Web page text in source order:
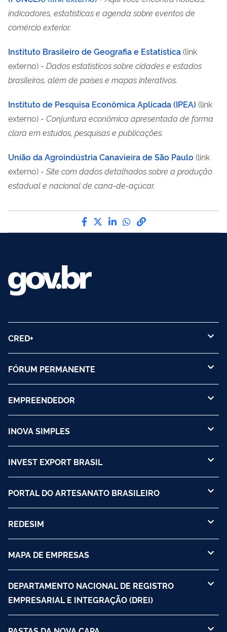
indicadores, estatísticas e agenda sobre eventos de
comércio exterior.
Instituto Brasileiro de Geografia e Estatística(link
externo) - Dados estatísticos sobre cidades e estados
brasileiros, além de países e mapas interativos.
Instituto de Pesquisa Econômica Aplicada (IPEA) (link
externo) - Conjuntura econômica apresentada de forma
clara em estudos, pesquisas e publicações.
União da Agroindústria Canavieira de São Paulo (link
externo) - Site com dados detalhados sobre a produção
estadual e nacional de cana-de-açúcar.
Compartilhe por Facebook
Compartilhe por Twitter
Compartilhe por
Compartilhe por
link para Copiar
CRED+
FÓRUM PERMANENTE
EMPREENDEDOR
INOVA SIMPLES
INVEST EXPORT BRASIL
PORTAL DO ARTESANATO BRASILEIRO
REDESIM
MAPA DE EMPRESAS
DEPARTAMENTO NACIONAL DE REGISTRO
EMPRESARIAL E INTEGRAÇÃO (DREI)